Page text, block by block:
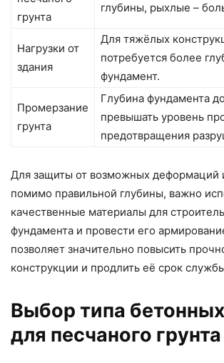
грунта
глубины, рыхлые –
Нагрузки от
здания
Для тяжёлых
потребуется более
фундамент.
Промерзание
грунта
Глубина фундамента
превышать уровень
предотвращения
Для защиты от возможных деформаций
помимо правильной глубины, важно
качественные материалы для
фундамента и провести его
позволяет значительно повысить
конструкции и продлить её срок
Выбор типа
для песчаного грунта